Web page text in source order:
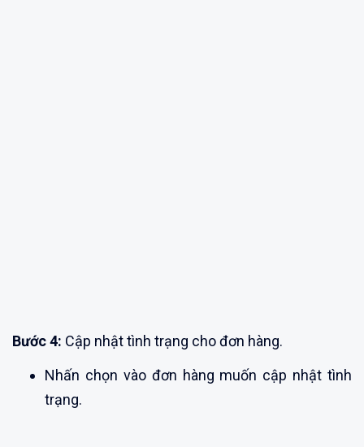
Bước 4: Cập nhật tình trạng cho đơn hàng.
Nhấn chọn vào đơn hàng muốn cập nhật tình
trạng.